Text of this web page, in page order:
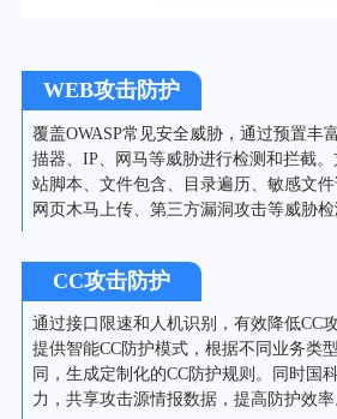
WEB攻击防护
覆盖OWASP常见安全威胁，通过预置丰
描器、IP、网马等威胁进行检测和拦截
站脚本、文件包含、目录遍历、敏感文件
网页木马上传、第三方漏洞攻击等威胁检
CC攻击防护
通过接口限速和人机识别，有效降低CC
提供智能CC防护模式，根据不同业务类
同，生成定制化的CC防护规则。同时国
力，共享攻击源情报数据，提高防护效率